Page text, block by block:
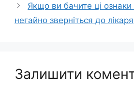
Якщо ви бачите ці ознаки
негайно зверніться до лікаря
Залишити